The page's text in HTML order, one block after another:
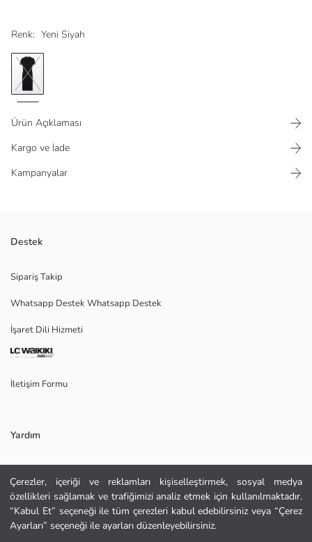
Çerezler, içeriği ve reklamları kişiselleştirmek, sosyal medya
özellikleri sağlamak ve trafiğimizi analiz etmek için kullanılmaktadır.
“Kabul Et” seçeneği ile tüm çerezleri kabul edebilirsiniz veya “Çerez
Ayarları” seçeneği ile ayarları düzenleyebilirsiniz.
Renk: Yeni Siyah
Ürün Açıklaması
Kargo ve İade
Kampanyalar
Polo yaka bodycon elbise, vücudu sararak hoş bir görünüm oluşturur.
Menşei:
Marka:
Cinsiyet:
Kalıp:
Astar Detay:
Destek
Sipariş Takip
Whatsapp Destek Whatsapp Destek
İşaret Dili Hizmeti
İletişim Formu
Yardım
İade
Site Haritası